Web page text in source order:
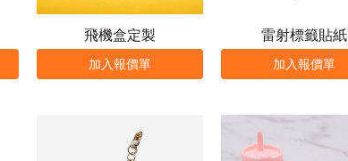
飛機盒定製
加入報價單
雷射標籤貼紙
加入報價單